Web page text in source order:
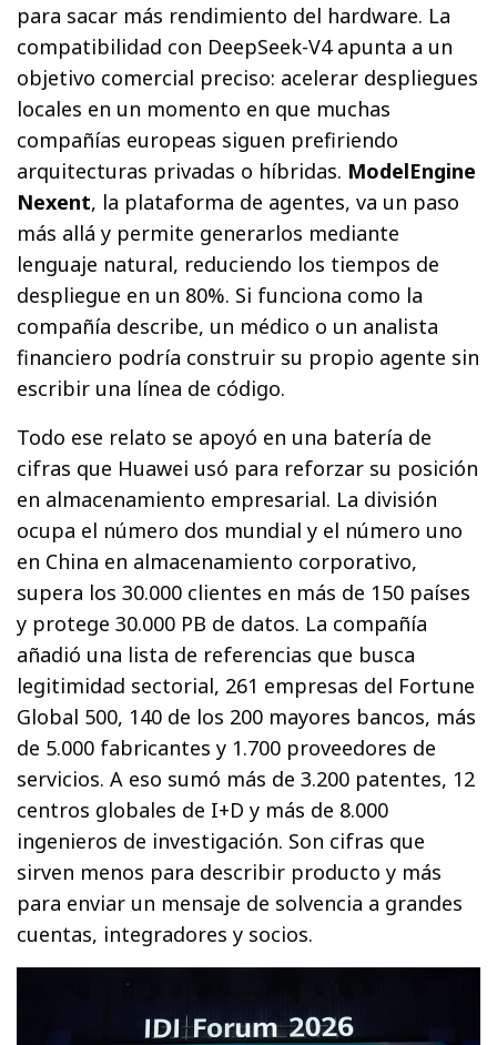
para sacar más rendimiento del hardware. La
compatibilidad con DeepSeek-V4 apunta a un
objetivo comercial preciso: acelerar despliegues
locales en un momento en que muchas
compañías europeas siguen prefiriendo
arquitecturas privadas o híbridas. ModelEngine
Nexent, la plataforma de agentes, va un paso
más allá y permite generarlos mediante
lenguaje natural, reduciendo los tiempos de
despliegue en un 80%. Si funciona como la
compañía describe, un médico o un analista
financiero podría construir su propio agente sin
escribir una línea de código.
Todo ese relato se apoyó en una batería de
cifras que Huawei usó para reforzar su posición
en almacenamiento empresarial. La división
ocupa el número dos mundial y el número uno
en China en almacenamiento corporativo,
supera los 30.000 clientes en más de 150 países
y protege 30.000 PB de datos. La compañía
añadió una lista de referencias que busca
legitimidad sectorial, 261 empresas del Fortune
Global 500, 140 de los 200 mayores bancos, más
de 5.000 fabricantes y 1.700 proveedores de
servicios. A eso sumó más de 3.200 patentes, 12
centros globales de I+D y más de 8.000
ingenieros de investigación. Son cifras que
sirven menos para describir producto y más
para enviar un mensaje de solvencia a grandes
cuentas, integradores y socios.